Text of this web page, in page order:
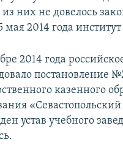
них не довелось
2014 года
2014 года
постановление
казенного
устав учебного